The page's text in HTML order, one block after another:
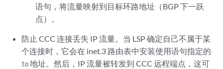
语句，将流量映射到目标环路地址（BGP 下一跃
点）。
防止 CCC 连接丢失 IP 流量。当 LSP 确定自己不属于某
个连接时，它会在 inet.3 路由表中安装使用语句指定的
to地址。然后，IP 流量被转发到 CCC 远程端点，这可